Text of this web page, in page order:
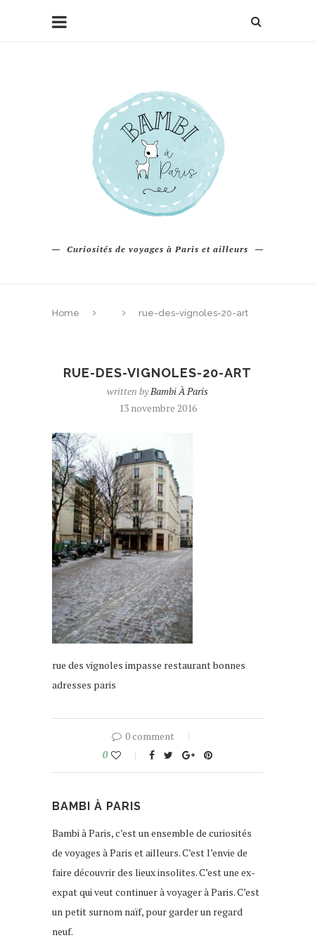
Curiosités de voyages à Paris et ailleurs
Home rue-des-vignoles-20-art
RUE-DES-VIGNOLES-20-ART
written byBambi À Paris
13 novembre 2016
rue des vignoles impasse restaurant bonnes
adresses paris
0 comment
0
BAMBI À PARIS
Bambi à Paris, c’est un ensemble de curiosités
de voyages à Paris et ailleurs. C’est l’envie de
faire découvrir des lieux insolites. C’est une ex-
expat qui veut continuer à voyager à Paris. C’est
un petit surnom naïf, pour garder un regard
neuf.